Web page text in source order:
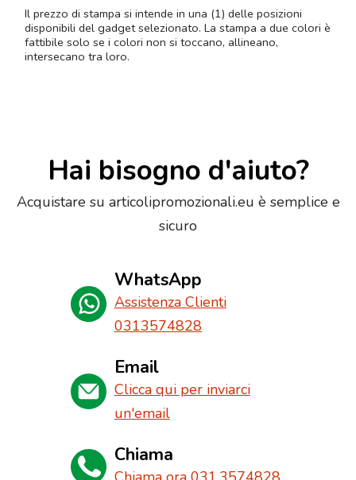
Il prezzo di stampa si intende in una (1) delle posizioni
disponibili del gadget selezionato. La stampa a due colori è
fattibile solo se i colori non si toccano, allineano,
intersecano tra loro.
Hai bisogno d'aiuto?
Acquistare su articolipromozionali.eu è semplice e
sicuro
WhatsApp
Assistenza Clienti
0313574828
Email
Clicca qui per inviarci
un'email
Chiama